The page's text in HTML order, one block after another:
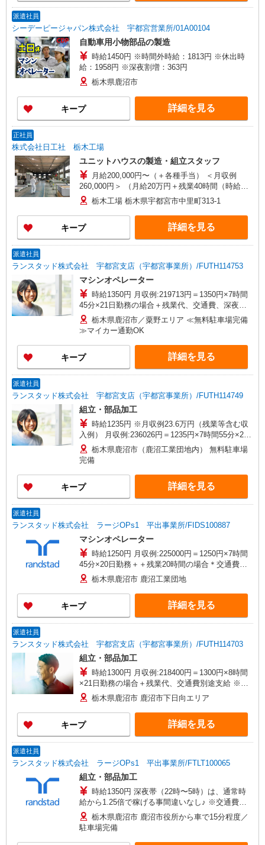
取手市、筑西市、北茨城市 【群馬県】伊勢崎市、
県】さいたま市中央区、桶川市、加須市、狭山
市、鴻巣市、上尾市、寄居町、美里町 【東京都】
八王子市、日野市、羽村市 【神奈川県】横浜市
（金沢区・戸塚区・神奈川区・鶴見区・都筑
区）、綾瀬市、大和市、藤沢市、平塚市 【福島
県】いわき市、郡山市 【宮城県】仙台市（若林
大和町 【岩手県】北上市 【静岡県】浜松市南区、
磐田市 【兵庫県】姫路市 【愛知県】東海市、豊橋
市、豊田市、岡崎市、小牧市 【岐阜県】安八町
市小倉南区、宮若市、田川市、豊前市、苅田町
派遣社員
シーデーピージャパン株式会社 宇都宮営業所/01A00104
自動車用小物部品の製造
時給1450円 ※時間外時給：1813円 ※休出時
給：1958円 ※深夜割増：363円
栃木県鹿沼市
キープ 詳細を見る
正社員
株式会社日工社 栃木工場
ユニットハウスの製造・組立スタッフ
月給200,000円〜（＋各種手当） ＜月収例
260,000円＞ （月給20万円＋残業40時間（時給
1,500円×40時間））
栃木工場 栃木県宇都宮市中里町313-1
キープ 詳細を見る
派遣社員
ランスタッド株式会社 宇都宮支店（宇都宮事業所）/FUTH114753
マシンオペレーター
時給1350円 月収例:219713円＝1350円×7時間
45分×21日勤務の場合＋残業代、交通費、深夜手
当別途支給 ※交通費実費支給／当社規定あり。
栃木県鹿沼市／粟野エリア ≪無料駐車場完備
≫マイカー通勤OK
キープ 詳細を見る
派遣社員
ランスタッド株式会社 宇都宮支店（宇都宮事業所）/FUTH114749
組立・部品加工
時給1235円 ※月収例23.6万円（残業等含む収
入例） 月収例:236026円＝1235円×7時間55分×21
日勤務の場合＋残業20時間（30880円）の場合
（交通費別途支給） ※交通費実費支給／当社規定
あり。
栃木県鹿沼市（鹿沼工業団地内） 無料駐車場
完備
キープ 詳細を見る
派遣社員
ランスタッド株式会社 ラージOPs1 平出事業所/FIDS100887
マシンオペレーター
時給1250円 月収例:225000円＝1250円×7時間
45分×20日勤務＋＋残業20時間の場合＊交通費別
途支給 ※交通費実費支給／当社規定あり。
栃木県鹿沼市 鹿沼工業団地
キープ 詳細を見る
派遣社員
ランスタッド株式会社 宇都宮支店（宇都宮事業所）/FUTH114703
組立・部品加工
時給1300円 月収例:218400円＝1300円×8時間
×21日勤務の場合＋残業代、交通費別途支給 ※交
通費実費支給／当社規定あり。
栃木県鹿沼市 鹿沼市下日向エリア
キープ 詳細を見る
派遣社員
ランスタッド株式会社 ラージOPs1 平出事業所/FTLT100065
組立・部品加工
時給1350円 深夜帯（22時〜5時）は、通常時
給から1.25倍で稼げる事間違いなし♪ ※交通費実
費支給／当社規定あり。
栃木県鹿沼市 鹿沼市役所から車で15分程度／
駐車場完備